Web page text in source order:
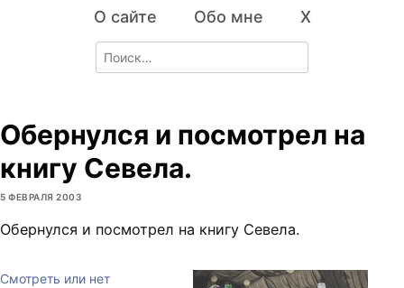
О сайте Обо мне X
Search
for:
Обернулся и посмотрел на
книгу Севела.
5 ФЕВРАЛЯ 2003
Обернулся и посмотрел на книгу Севела.
Смотреть или нет